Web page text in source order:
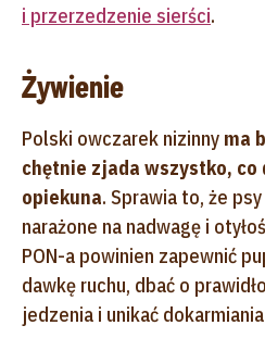
i przerzedzenie sierści.
Żywienie
Polski owczarek nizinny ma
chętnie zjada wszystko,
opiekuna. Sprawia to, że
narażone na nadwagę i
PON-a powinien zapewnić
dawkę ruchu, dbać o
jedzenia i unikać